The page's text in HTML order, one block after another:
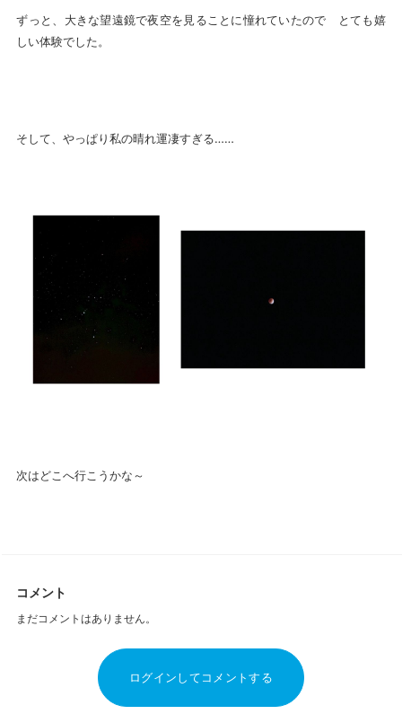
ずっと、大きな望遠鏡で夜空を見ることに憧れていたので とても嬉
しい体験でした。
そして、やっぱり私の晴れ運凄すぎる……
次はどこへ行こうかな～
コメント
まだコメントはありません。
ログインしてコメントする